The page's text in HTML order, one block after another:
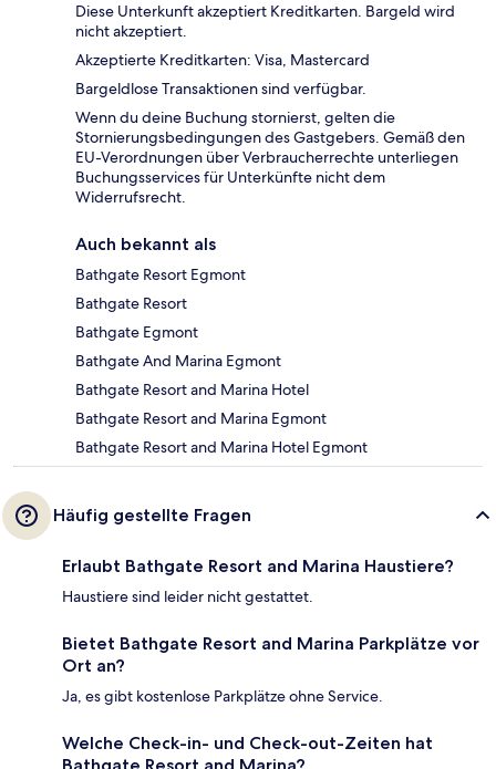
Diese Unterkunft akzeptiert Kreditkarten. Bargeld wird
nicht akzeptiert.
Akzeptierte Kreditkarten: Visa, Mastercard
Bargeldlose Transaktionen sind verfügbar.
Wenn du deine Buchung stornierst, gelten die
Stornierungsbedingungen des Gastgebers. Gemäß den
EU-Verordnungen über Verbraucherrechte unterliegen
Buchungsservices für Unterkünfte nicht dem
Widerrufsrecht.
Auch bekannt als
Bathgate Resort Egmont
Bathgate Resort
Bathgate Egmont
Bathgate And Marina Egmont
Bathgate Resort and Marina Hotel
Bathgate Resort and Marina Egmont
Bathgate Resort and Marina Hotel Egmont
Häufig gestellte Fragen
Erlaubt Bathgate Resort and Marina Haustiere?
Haustiere sind leider nicht gestattet.
Bietet Bathgate Resort and Marina Parkplätze vor
Ort an?
Ja, es gibt kostenlose Parkplätze ohne Service.
Welche Check-in- und Check-out-Zeiten hat